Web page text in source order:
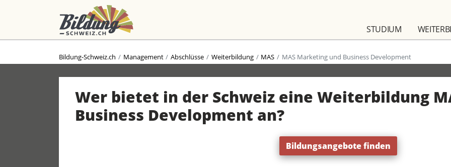
STUDIUM
Bildung-Schweiz.ch Management Abschlüsse Weiterbildung MAS MAS Marketing und Business Development
Wer bietet in der Schweiz eine Weiterbildung
Business Development an?
Bildungsangebote finden